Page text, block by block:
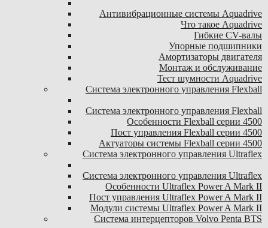
Антивибрационные системы Aquadrive
Что такое Aquadrive
Гибкие CV-валы
Упорные подшипники
Амортизаторы двигателя
Монтаж и обслуживание
Тест шумности Aquadrive
Система электронного управления Flexball
Система электронного управления Flexball
Особенности Flexball серии 4500
Пост управления Flexball серии 4500
Актуаторы системы Flexball серии 4500
Система электронного управления Ultraflex
Система электронного управления Ultraflex
Особенности Ultraflex Power A Mark II
Пост управления Ultraflex Power A Mark II
Модули системы Ultraflex Power A Mark II
Система интерцепторов Volvo Penta BTS